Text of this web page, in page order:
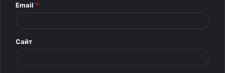
и
*
Email *
Сайт